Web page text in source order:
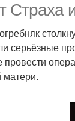
Страха
серьёзные